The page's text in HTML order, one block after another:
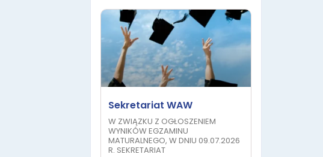
Sekretariat WAW
W ZWIĄZKU Z OGŁOSZENIEM
WYNIKÓW EGZAMINU
MATURALNEGO, W DNIU 09.07.2026
R. SEKRETARIAT